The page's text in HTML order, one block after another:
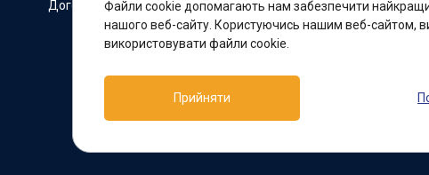
Договір оферти
Facebook
Підтримка:
Telegram-бот
Файли cookie допомагають нам забезпечити
нашого веб-сайту. Користуючись нашим веб-сайтом,
використовувати файли cookie.
Прийняти